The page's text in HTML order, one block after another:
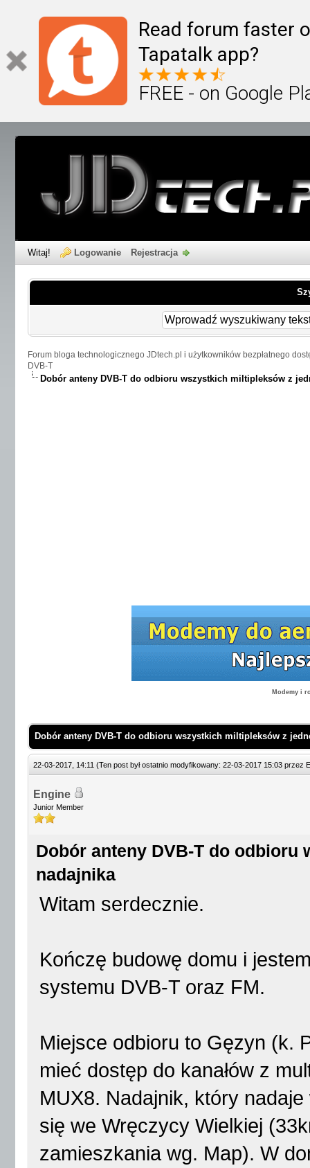
Read forum faster
Tapatalk app?
FREE - on Google
Witaj! Logowanie Rejestracja
Forum bloga technologicznego JDtech.pl i użytkowników bezpłatnego
DVB-T
Dobór anteny DVB-T do odbioru wszystkich miltipleksów z
Modemy i
Dobór anteny DVB-T do odbioru wszystkich miltipleksów z
22-03-2017, 14:11 (Ten post był ostatnio modyfikowany: 22-03-2017 15:03 przez
Engine
Junior Member
Dobór anteny DVB-T do
nadajnika
Witam serdecznie.
Kończę budowę domu i
systemu DVB-T oraz FM.
Miejsce odbioru to Gęzyn (k.
mieć dostęp do kanałów z
MUX8. Nadajnik, który
się we Wręczycy Wielkiej
zamieszkania wg. Map). W